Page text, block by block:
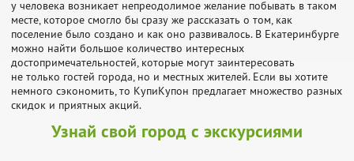
у человека возникает непреодолимое желание побывать в таком
месте, которое смогло бы сразу же рассказать о том, как
поселение было создано и как оно развивалось. В Екатеринбурге
можно найти большое количество интересных
достопримечательностей, которые могут заинтересовать
не только гостей города, но и местных жителей. Если вы хотите
немного сэкономить, то КупиКупон предлагает множество разных
скидок и приятных акций.
Узнай свой город с экскурсиями